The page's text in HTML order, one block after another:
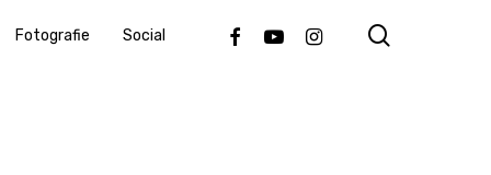
Fotografie Social FacebookYoutubeInstagram